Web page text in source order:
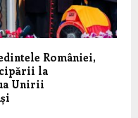
României,
la
Unirii